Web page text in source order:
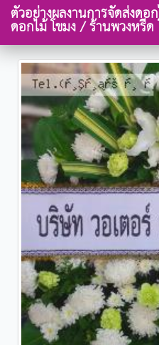
ตัวอย่างผลงานการจัดส่งด
ดอกไม้ โขมง / ร้านพวงหรีด